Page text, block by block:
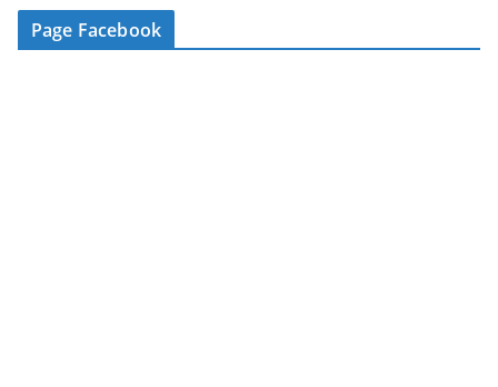
-
Page Facebook